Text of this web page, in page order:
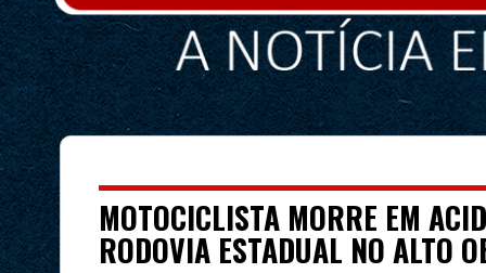
MOTOCICLISTA MORRE EM
RODOVIA ESTADUAL NO ALTO